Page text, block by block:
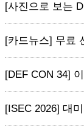
[사진으로 보는
[카드뉴스] 무료
[DEF CON 34]
[ISEC 2026] 대